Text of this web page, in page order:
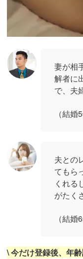
妻が相
解者に
で、夫
（結
夫との
てもら
くれる
がたく
（結婚
\ 今だけ登録後、年